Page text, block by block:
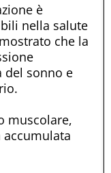
è
nella salute
che la
del sonno e
muscolare,